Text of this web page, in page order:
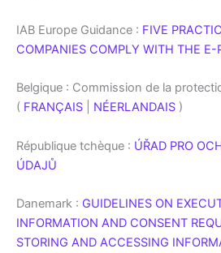
IAB Europe Guidance : FIVE
COMPANIES COMPLY WITH THE E-
Belgique : Commission de la
( FRANÇAIS NÉERLANDAIS )
République tchèque : ÚŘAD PRO
ÚDAJŮ
Danemark : GUIDELINES ON
INFORMATION AND CONSENT
STORING AND ACCESSING